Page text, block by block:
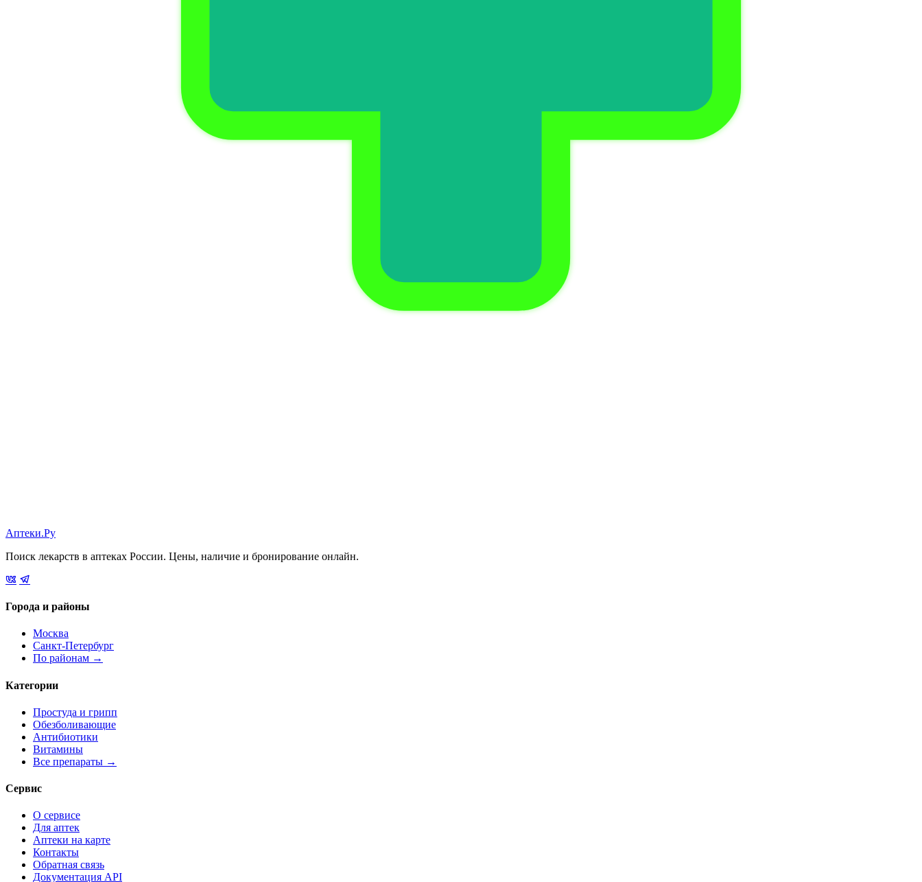
Аптеки.Ру
Поиск лекарств в аптеках России. Цены, наличие и бронирование онлайн.
Города и районы
Москва
Санкт-Петербург
По районам →
Категории
Простуда и грипп
Обезболивающие
Антибиотики
Витамины
Все препараты →
Сервис
О сервисе
Для аптек
Аптеки на карте
Контакты
Обратная связь
Документация API